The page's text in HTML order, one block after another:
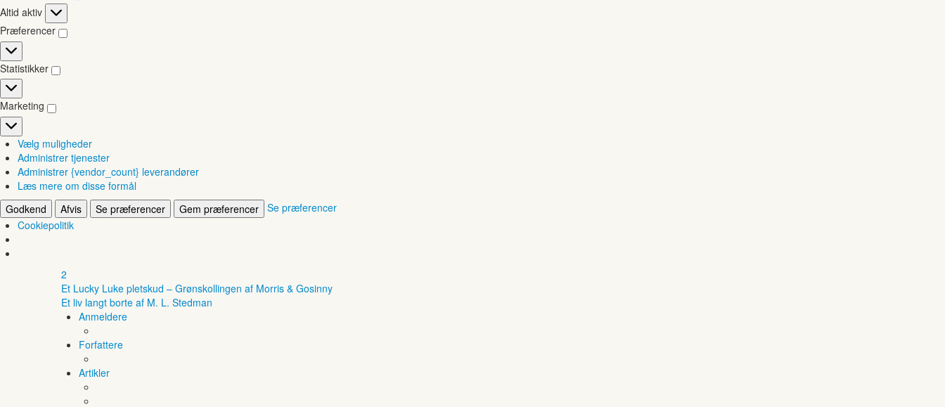
Funktionsdygtig
Altid aktiv
Præferencer
Præferencer
Statistikker
Statistikker
Marketing
Marketing
Vælg muligheder
Administrer tjenester
Administrer {vendor_count} leverandører
Læs mere om disse formål
Godkend
Afvis Se præferencer Gem præferencer Se præferencer
Cookiepolitik
2
Et Lucky Luke pletskud – Grønskollingen af Morris & Gosinny
Et liv langt borte af M. L. Stedman
Anmeldere
Forfattere
Artikler